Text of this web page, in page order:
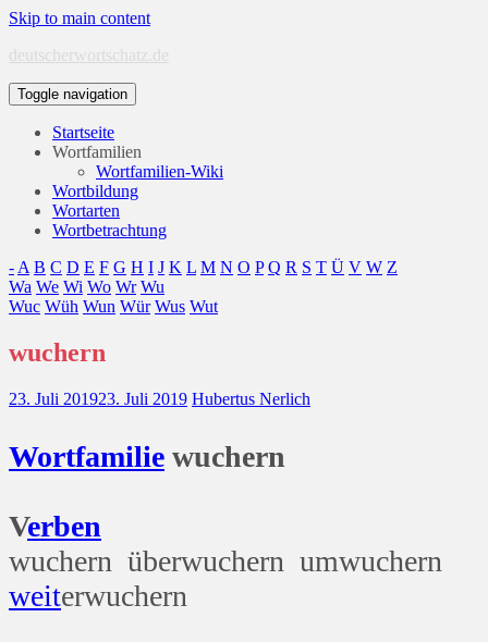
Skip to main content
deutscherwortschatz.de
Toggle navigation
Startseite
Wortfamilien
Wortfamilien-Wiki
Wortbildung
Wortarten
Wortbetrachtung
- A B C D E F G H I J K L M N O P Q R S T Ü V W Z
Wa We Wi Wo Wr Wu
Wuc Wüh Wun Wür Wus Wut
wuchern
23. Juli 201923. Juli 2019 Hubertus Nerlich
Wortfamilie wuchern
Verben
wuchern überwuchern umwuchern
weiterwuchern